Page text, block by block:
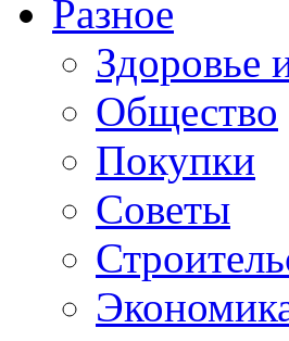
Разное
Здоровье
Общество
Покупки
Советы